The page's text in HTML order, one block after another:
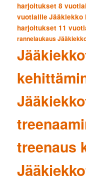
harjoitukset 8
vuotiaille Jääkiekko
harjoitukset 11
rannelaukaus
treenaus